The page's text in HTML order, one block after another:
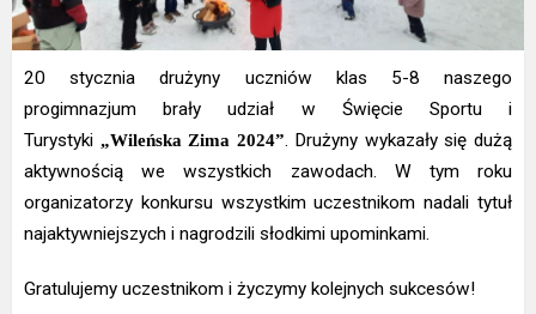
20 stycznia drużyny uczniów klas 5-8 naszego
progimnazjum brały udział w Święcie Sportu i
Turystyki „Wileńska Zima 2024”. Drużyny wykazały się dużą
aktywnością we wszystkich zawodach. W tym roku
organizatorzy konkursu wszystkim uczestnikom nadali tytuł
najaktywniejszych i nagrodzili słodkimi upominkami.
Gratulujemy uczestnikom i życzymy kolejnych sukcesów!